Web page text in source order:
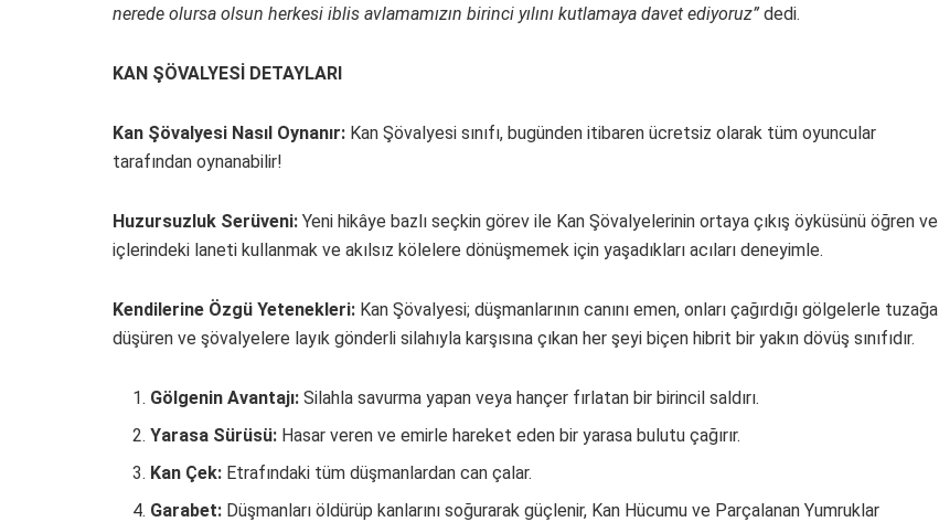
nerede olursa olsun herkesi iblis avlamamızın birinci yılını kutlamaya davet ediyoruz” dedi.
KAN ŞÖVALYESİ DETAYLARI
Kan Şövalyesi Nasıl Oynanır: Kan Şövalyesi sınıfı, bugünden itibaren ücretsiz olarak tüm oyuncular
tarafından oynanabilir!
Huzursuzluk Serüveni: Yeni hikâye bazlı seçkin görev ile Kan Şövalyelerinin ortaya çıkış öyküsünü öğren ve
içlerindeki laneti kullanmak ve akılsız kölelere dönüşmemek için yaşadıkları acıları deneyimle.
Kendilerine Özgü Yetenekleri: Kan Şövalyesi; düşmanlarının canını emen, onları çağırdığı gölgelerle tuzağa
düşüren ve şövalyelere layık gönderli silahıyla karşısına çıkan her şeyi biçen hibrit bir yakın dövüş sınıfıdır.
Gölgenin Avantajı: Silahla savurma yapan veya hançer fırlatan bir birincil saldırı.
Yarasa Sürüsü: Hasar veren ve emirle hareket eden bir yarasa bulutu çağırır.
Kan Çek: Etrafındaki tüm düşmanlardan can çalar.
Garabet: Düşmanları öldürüp kanlarını soğurarak güçlenir, Kan Hücumu ve Parçalanan Yumruklar